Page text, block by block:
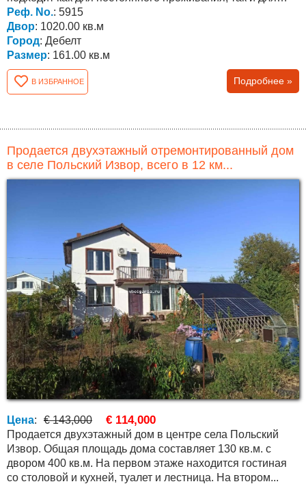
покупки...
Реф. No.: 5915
Двор: 1020.00 кв.м
Город: Дебелт
Размер: 161.00 кв.м
В ИЗБРАННОЕ Подробнее »
Продается двухэтажный отремонтированный дом
в селе Польский Извор, всего в 12 км...
Цена: € 143,000 € 114,000
Продается двухэтажный дом в центре села Польский
Извор. Общая площадь дома составляет 130 кв.м. с
двором 400 кв.м. На первом этаже находится гостиная
со столовой и кухней, туалет и лестница. На втором...